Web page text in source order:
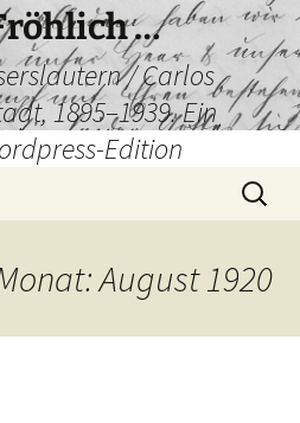
…
/ Carlos
1895–1939. Ein
Edition
Suchen
nach:
August 1920